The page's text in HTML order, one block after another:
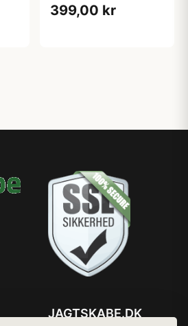
399,00 kr
JAGTSKABE.DK